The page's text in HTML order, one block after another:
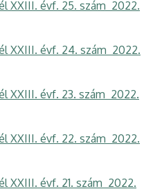
XXIII. évf. 25. szám 2022.
XXIII. évf. 24. szám 2022.
XXIII. évf. 23. szám 2022.
XXIII. évf. 22. szám 2022.
XXIII. évf. 21. szám 2022.